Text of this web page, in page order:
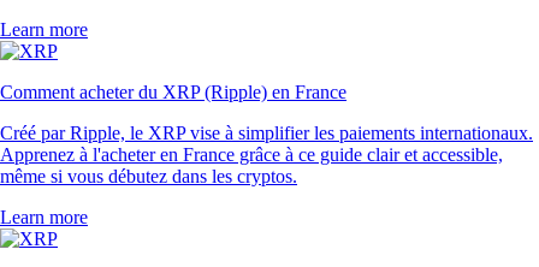
Learn more
Comment acheter du XRP (Ripple) en France
Créé par Ripple, le XRP vise à simplifier les paiements internationaux.
Apprenez à l'acheter en France grâce à ce guide clair et accessible,
même si vous débutez dans les cryptos.
Learn more